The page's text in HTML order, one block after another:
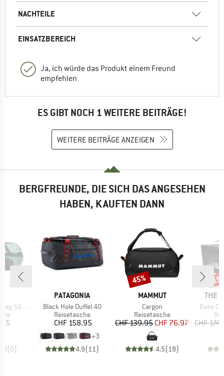
NACHTEILE
EINSATZBEREICH
Ja, ich würde das Produkt einem Freund
empfehlen
ES GIBT NOCH 1 WEITERE BEITRÄGE!
WEITERE BEITRÄGE ANZEIGEN
BERGFREUNDE, DIE SICH DAS ANGESEHEN
HABEN, KAUFTEN DANN
30-40
(0)
MARKE
PATAGONIA
Artikel
Black Hole Duffel 40
Produktgruppe
Reisetasche
Preis
CHF 158.95
+3
4.9(11)
MARKE
MAMMUT
Artikel
Cargon
Produktgruppe
Reisetasche
Preis
CHF 139.95reduzierter Preis
CHF 76.97
4.5(18)
Rabatt
45%
THE
Artikel
Base
CHF